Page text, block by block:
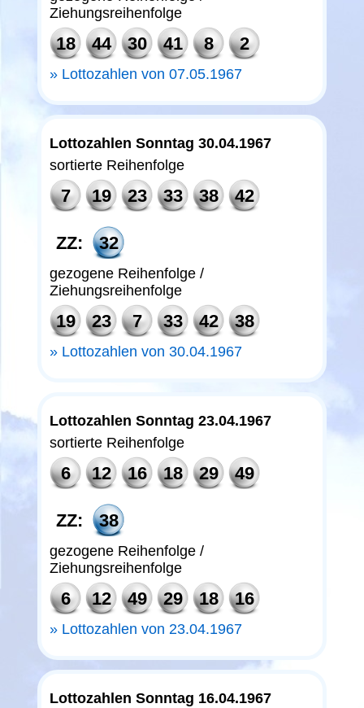
Ziehungsreihenfolge
18 44 30 41 8 2
Lottozahlen von 07.05.1967
Lottozahlen Sonntag 30.04.1967
sortierte Reihenfolge
7 19 23 33 38 42
ZZ: 32
gezogene Reihenfolge /
Ziehungsreihenfolge
19 23 7 33 42 38
Lottozahlen von 30.04.1967
Lottozahlen Sonntag 23.04.1967
sortierte Reihenfolge
6 12 16 18 29 49
ZZ: 38
gezogene Reihenfolge /
Ziehungsreihenfolge
6 12 49 29 18 16
Lottozahlen von 23.04.1967
Lottozahlen Sonntag 16.04.1967